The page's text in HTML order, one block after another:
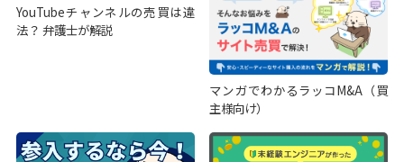
YouTubeチャンネルの売買は違
法？ 弁護士が解説
マンガでわかるラッコM&A（買
主様向け）